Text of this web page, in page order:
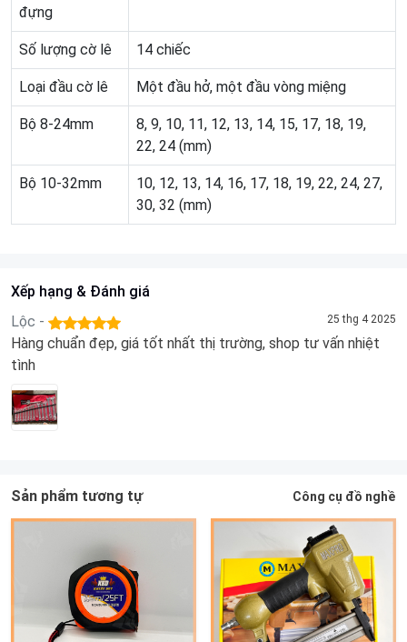
đựng
Số lượng cờ lê 14 chiếc
Loại đầu cờ lê Một đầu hở, một đầu vòng miệng
Bộ 8-24mm
8, 9, 10, 11, 12, 13, 14, 15, 17, 18, 19,
22, 24 (mm)
Bộ 10-32mm
10, 12, 13, 14, 16, 17, 18, 19, 22, 24, 27,
30, 32 (mm)
Xếp hạng & Đánh giá
Lộc -
25 thg 4 2025
Hàng chuẩn đẹp, giá tốt nhất thị trường, shop tư vấn nhiệt
tình
Sản phẩm tương tự Công cụ đồ nghề